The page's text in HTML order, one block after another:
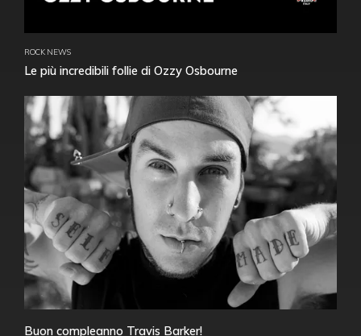
ROCK NEWS
Le più incredibili follie di Ozzy Osbourne
Buon compleanno Travis Barker!